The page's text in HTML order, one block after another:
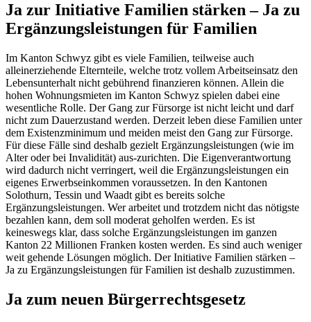
Ja zur Initiative Familien stärken – Ja zu
Ergänzungsleistungen für Familien
Im Kanton Schwyz gibt es viele Familien, teilweise auch
alleinerziehende Elternteile, welche trotz vollem Arbeitseinsatz den
Lebensunterhalt nicht gebührend finanzieren können. Allein die
hohen Wohnungsmieten im Kanton Schwyz spielen dabei eine
wesentliche Rolle. Der Gang zur Fürsorge ist nicht leicht und darf
nicht zum Dauerzustand werden. Derzeit leben diese Familien unter
dem Existenzminimum und meiden meist den Gang zur Fürsorge.
Für diese Fälle sind deshalb gezielt Ergänzungsleistungen (wie im
Alter oder bei Invalidität) aus-zurichten. Die Eigenverantwortung
wird dadurch nicht verringert, weil die Ergänzungsleistungen ein
eigenes Erwerbseinkommen voraussetzen. In den Kantonen
Solothurn, Tessin und Waadt gibt es bereits solche
Ergänzungsleistungen. Wer arbeitet und trotzdem nicht das nötigste
bezahlen kann, dem soll moderat geholfen werden. Es ist
keineswegs klar, dass solche Ergänzungsleistungen im ganzen
Kanton 22 Millionen Franken kosten werden. Es sind auch weniger
weit gehende Lösungen möglich. Der Initiative Familien stärken –
Ja zu Ergänzungsleistungen für Familien ist deshalb zuzustimmen.
Ja zum neuen Bürgerrechtsgesetz